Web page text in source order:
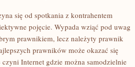
się od spotkania z kontrahentem
pojęcie. Wypada wziąć pod uwag
prawnikiem, lecz należyty prawnik
prawników może okazać się
Internet gdzie można samodzielnie